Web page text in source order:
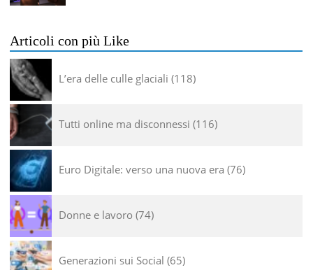
Articoli con più Like
L’era delle culle glaciali 118
Tutti online ma disconnessi 116
Euro Digitale: verso una nuova era 76
Donne e lavoro 74
Generazioni sui Social 65